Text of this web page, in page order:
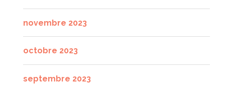
novembre 2023
octobre 2023
septembre 2023